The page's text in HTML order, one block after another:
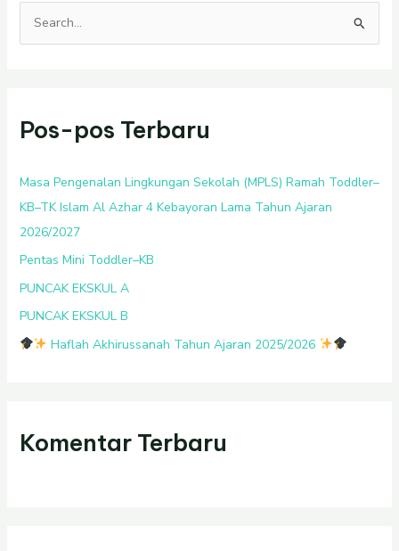
a
u
t
u
k
Pos-pos Terbaru
Masa Pengenalan Lingkungan Sekolah (MPLS) Ramah Toddler–
KB–TK Islam Al Azhar 4 Kebayoran Lama Tahun Ajaran
2026/2027
Pentas Mini Toddler–KB
PUNCAK EKSKUL A
PUNCAK EKSKUL B
Haflah Akhirussanah Tahun Ajaran 2025/2026
Komentar Terbaru